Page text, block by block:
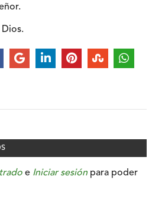
Dios.
e Iniciar sesión para poder